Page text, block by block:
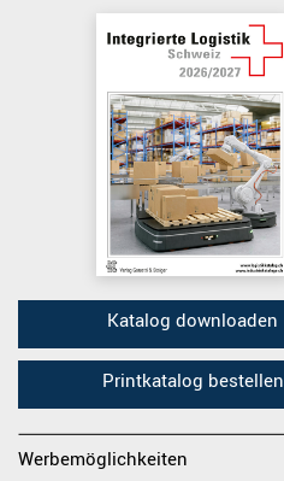
Katalog downloaden
Printkatalog bestellen
Werbemöglichkeiten